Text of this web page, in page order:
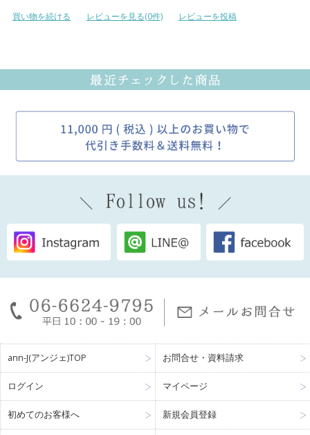
買い物を続ける
レビューを見る(0件) レビューを投稿
ann-J(アンジェ)TOP お問合せ・資料請求
ログイン マイページ
初めてのお客様へ 新規会員登録